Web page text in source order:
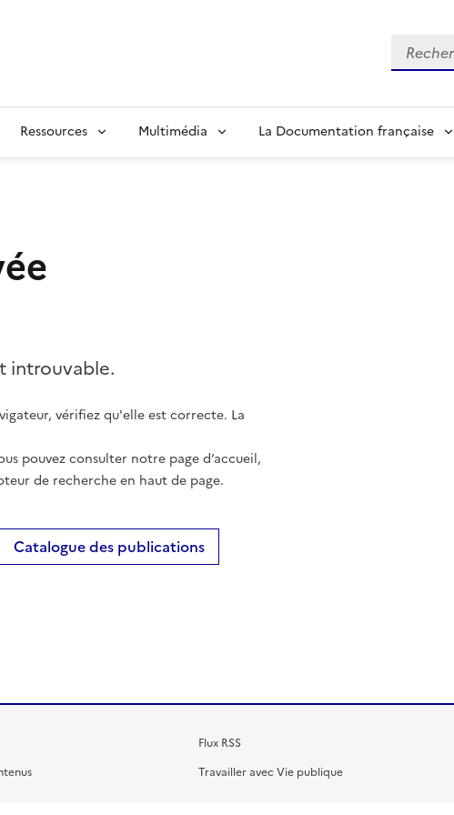
Recherche
Ressources Multimédia La Documentation française
introuvable.
vérifiez qu'elle est correcte. La
pouvez consulter notre page d’accueil,
de recherche en haut de page.
Catalogue des publications
Flux RSS
Travailler avec Vie publique